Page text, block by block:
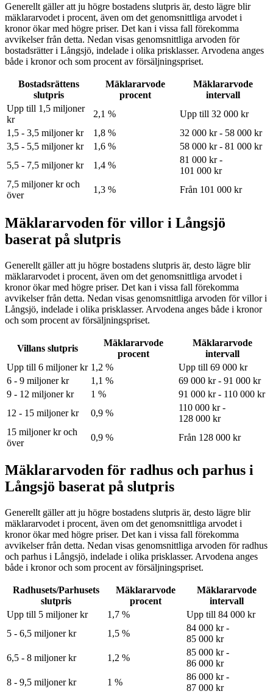
Generellt gäller att ju högre bostadens slutpris är, desto lägre blir
mäklararvodet i procent, även om det genomsnittliga arvodet i
kronor ökar med högre priser. Det kan i vissa fall förekomma
avvikelser från detta. Nedan visas genomsnittliga arvoden för
bostadsrätteri Långsjö, indelade i olika prisklasser. Arvodena anges
både i kronor och som procent av försäljningspriset.
Bostadsrättens
slutpris
Mäklararvode
procent
Mäklararvode
intervall
Upp till 1,5 miljoner
kr
2,1 %
Upp till 32 000 kr
1,5 - 3,5 miljoner kr
1,8 %
32 000 kr - 58 000 kr
3,5 - 5,5 miljoner kr
1,6 %
58 000 kr - 81 000 kr
5,5 - 7,5 miljoner kr
1,4 %
81 000 kr -
101 000 kr
7,5 miljoner kr och
över
1,3 % Från 101 000 kr
Mäklararvoden för villor i Långsjö
baserat på slutpris
Generellt gäller att ju högre bostadens slutpris är, desto lägre blir
mäklararvodet i procent, även om det genomsnittliga arvodet i
kronor ökar med högre priser. Det kan i vissa fall förekomma
avvikelser från detta. Nedan visas genomsnittliga arvoden förvillori
Långsjö, indelade i olika prisklasser. Arvodena anges både i kronor
och som procent av försäljningspriset.
Villans slutpris
Mäklararvode
procent
Mäklararvode
intervall
Upp till 6 miljoner kr 1,2 %
Upp till 69 000 kr
6 - 9 miljoner kr
1,1 %
69 000 kr - 91 000 kr
9 - 12 miljoner kr
1 %
91 000 kr - 110 000 kr
12 - 15 miljoner kr
0,9 %
110 000 kr -
128 000 kr
15 miljoner kr och
över
0,9 % Från 128 000 kr
Mäklararvoden för radhus och parhus i
Långsjö baserat på slutpris
Generellt gäller att ju högre bostadens slutpris är, desto lägre blir
mäklararvodet i procent, även om det genomsnittliga arvodet i
kronor ökar med högre priser. Det kan i vissa fall förekomma
avvikelser från detta. Nedan visas genomsnittliga arvoden förradhus
och parhus i Långsjö, indelade i olika prisklasser. Arvodena anges
både i kronor och som procent av försäljningspriset.
Radhusets/Parhusets
slutpris
Mäklararvode
procent
Mäklararvode
intervall
Upp till 5 miljoner kr
1,7 %
Upp till 84 000 kr
5 - 6,5 miljoner kr
1,5 %
84 000 kr -
85 000 kr
6,5 - 8 miljoner kr
1,2 %
85 000 kr -
86 000 kr
8 - 9,5 miljoner kr
1 %
86 000 kr -
87 000 kr